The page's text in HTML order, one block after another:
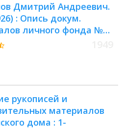
Дмитрий Андреевич.
: Опись докум.
личного фонда №
даты докум.
рукописей и
материалов
дома : 1-